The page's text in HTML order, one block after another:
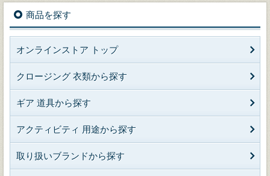
商品を探す
オンラインストア トップ
クロージング 衣類から探す
ギア 道具から探す
アクティビティ 用途から探す
取り扱いブランドから探す